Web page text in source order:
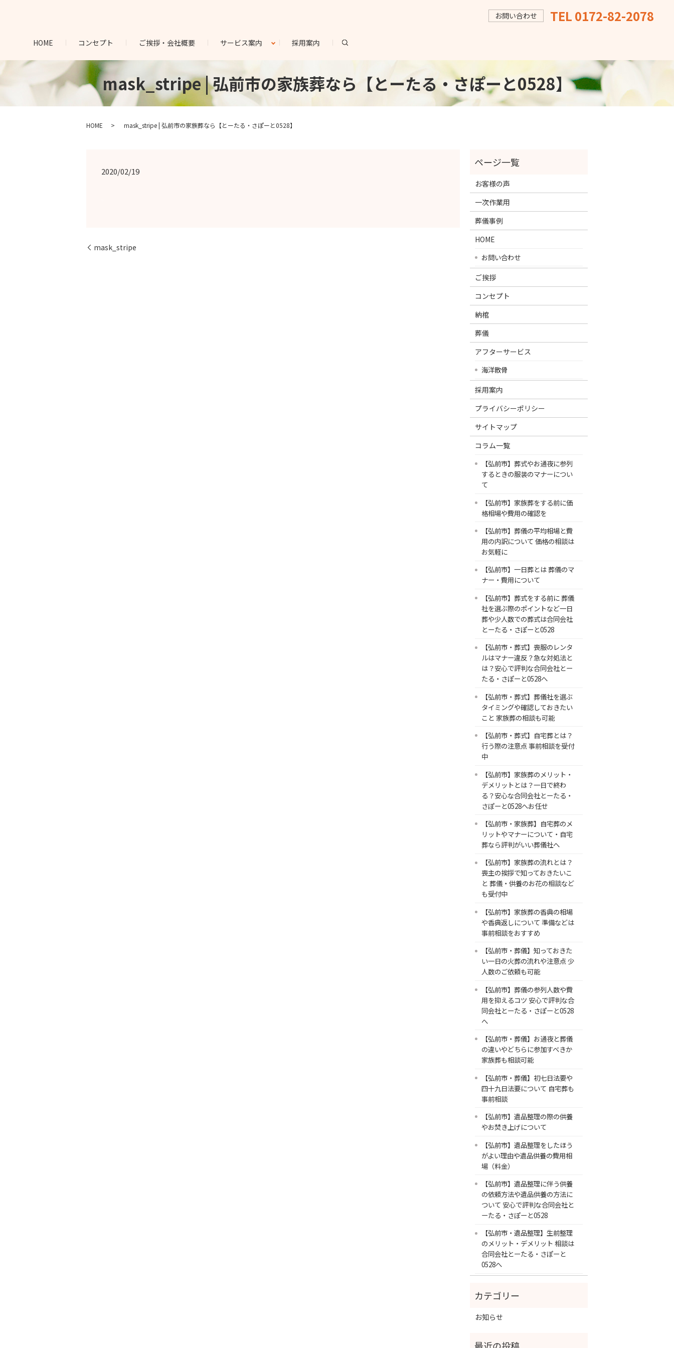
HOME コンセプト ご挨拶・会社概要 サービス案内 採用案内 search
お問い合わせ TEL 0172-82-2078
mask_stripe | 弘前市の家族葬なら【とーたる・さぽーと0528】
HOME mask_stripe | 弘前市の家族葬なら【とーたる・さぽーと0528】
2020/02/19
mask_stripe
お客様の声
一次作業用
葬儀事例
HOME
お問い合わせ
ご挨拶
コンセプト
納棺
葬儀
アフターサービス
海洋散骨
採用案内
プライバシーポリシー
サイトマップ
コラム一覧
【弘前市】葬式やお通夜に参列
するときの服装のマナーについ
て
【弘前市】家族葬をする前に価
格相場や費用の確認を
【弘前市】葬儀の平均相場と費
用の内訳について 価格の相談は
お気軽に
【弘前市】一日葬とは 葬儀のマ
ナー・費用について
【弘前市】葬式をする前に 葬儀
社を選ぶ際のポイントなど一日
葬や少人数での葬式は合同会社
とーたる・さぽーと0528
【弘前市・葬式】喪服のレンタ
ルはマナー違反？急な対処法と
は？安心で評判な合同会社とー
たる・さぽーと0528へ
【弘前市・葬式】葬儀社を選ぶ
タイミングや確認しておきたい
こと 家族葬の相談も可能
【弘前市・葬式】自宅葬とは？
行う際の注意点 事前相談を受付
中
【弘前市】家族葬のメリット・
デメリットとは？一日で終わ
る？安心な合同会社とーたる・
さぽーと0528へお任せ
【弘前市・家族葬】自宅葬のメ
リットやマナーについて・自宅
葬なら評判がいい葬儀社へ
【弘前市】家族葬の流れとは？
喪主の挨拶で知っておきたいこ
と 葬儀・供養のお花の相談など
も受付中
【弘前市】家族葬の香典の相場
や香典返しについて 準備などは
事前相談をおすすめ
【弘前市・葬儀】知っておきた
い一日の火葬の流れや注意点 少
人数のご依頼も可能
【弘前市】葬儀の参列人数や費
用を抑えるコツ 安心で評判な合
同会社とーたる・さぽーと0528
へ
【弘前市・葬儀】お通夜と葬儀
の違いやどちらに参加すべきか
家族葬も相談可能
【弘前市・葬儀】初七日法要や
四十九日法要について 自宅葬も
事前相談
【弘前市】遺品整理の際の供養
やお焚き上げについて
【弘前市】遺品整理をしたほう
がよい理由や遺品供養の費用相
場（料金）
【弘前市】遺品整理に伴う供養
の依頼方法や遺品供養の方法に
ついて 安心で評判な合同会社と
ーたる・さぽーと0528
【弘前市・遺品整理】生前整理
のメリット・デメリット 相談は
合同会社とーたる・さぽーと
0528へ
お知らせ